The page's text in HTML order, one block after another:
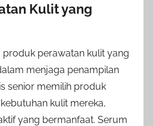
Kulit yang
produk perawatan kulit yang
menjaga penampilan
senior memilih produk
kulit mereka,
yang bermanfaat. Serum